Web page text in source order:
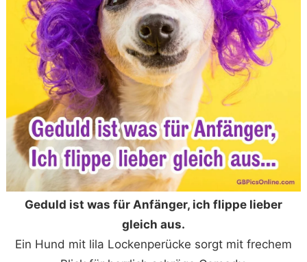
Geduld ist was für Anfänger, ich flippe lieber
gleich aus.
Ein Hund mit lila Lockenperücke sorgt mit frechem